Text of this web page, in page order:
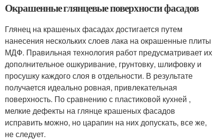
Окрашенные глянцевые поверхности фасадов
Глянец на крашеных фасадах достигается путем
нанесения нескольких слоев лака на окрашенные плиты
МДФ. Правильная технология работ предусматривает их
дополнительное ошкуривание, грунтовку, шлифовку и
просушку каждого слоя в отдельности. В результате
получается идеально ровная, привлекательная
поверхность. По сравнению с пластиковой кухней ,
мелкие дефекты на глянце крашеных фасадов
исправить можно, но царапин на них допускать, все же,
не следует.